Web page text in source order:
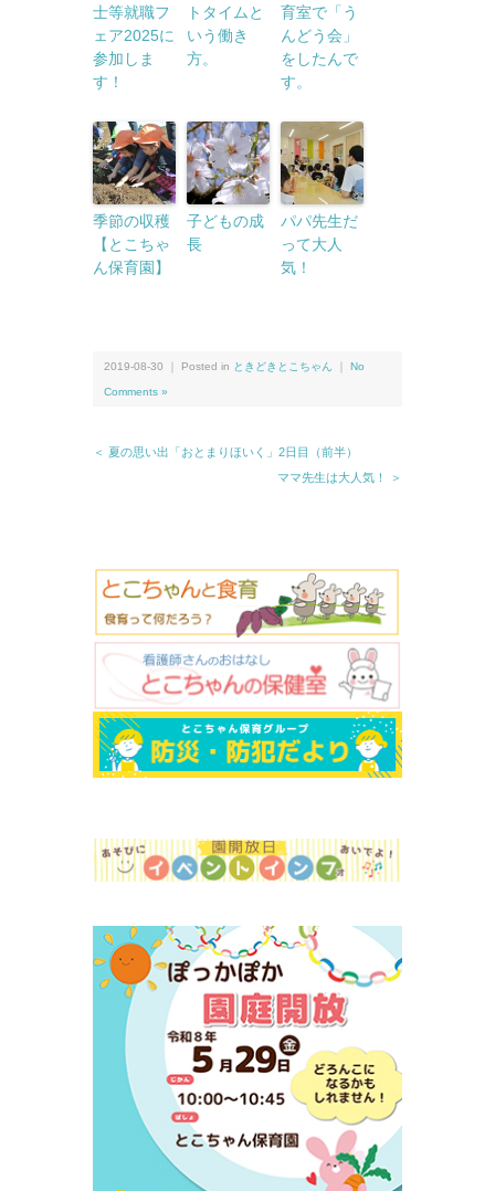
士等就職フ
ェア2025に
参加しま
す！
トタイムと
いう働き
方。
育室で「う
んどう会」
をしたんで
す。
季節の収穫
【とこちゃ
ん保育園】
子どもの成
長
パパ先生だ
って大人
気！
2019-08-30 ｜ Posted in ときどきとこちゃん No
Comments »
＜ 夏の思い出「おとまりほいく」2日目（前半）
ママ先生は大人気！ ＞